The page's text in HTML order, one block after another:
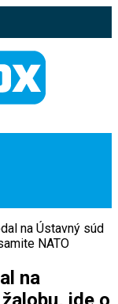
na Ústavný súd
NATO
na